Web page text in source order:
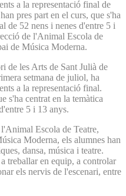
a la representació final de
pres part en el curs, que s'ha
de 52 nens i nenes d'entre 5 i
de l'Animal Escola de
de Música Moderna.
de les Arts de Sant Julià de
setmana de juliol, ha
a la representació final.
s'ha centrat en la temàtica
5 i 13 anys.
Escola de Teatre,
Moderna, els alumnes han
dansa, música i teatre.
treballar en equip, a controlar
els nervis de l'escenari, entre